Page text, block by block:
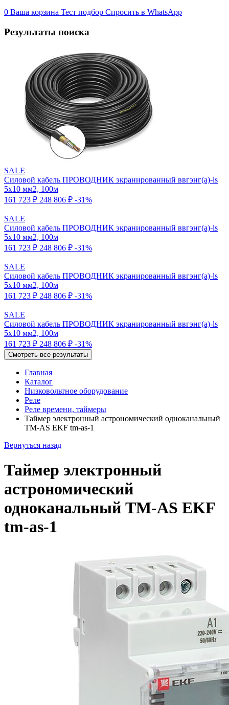
0 Ваша корзина Тест подбор Спросить в WhatsApp
Результаты поиска
SALE
Силовой кабель ПРОВОДНИК экранированный ввгэнг(a)-ls
5x10 мм2, 100м
161 723 ₽ 248 806 ₽ -31%
SALE
Силовой кабель ПРОВОДНИК экранированный ввгэнг(a)-ls
5x10 мм2, 100м
161 723 ₽ 248 806 ₽ -31%
SALE
Силовой кабель ПРОВОДНИК экранированный ввгэнг(a)-ls
5x10 мм2, 100м
161 723 ₽ 248 806 ₽ -31%
SALE
Силовой кабель ПРОВОДНИК экранированный ввгэнг(a)-ls
5x10 мм2, 100м
161 723 ₽ 248 806 ₽ -31%
Смотреть все результаты
Главная
Каталог
Низковольтное оборудование
Реле
Реле времени, таймеры
Таймер электронный астрономический одноканальный
TM-AS EKF tm-as-1
Вернуться назад
Таймер электронный
астрономический
одноканальный TM-AS EKF
tm-as-1